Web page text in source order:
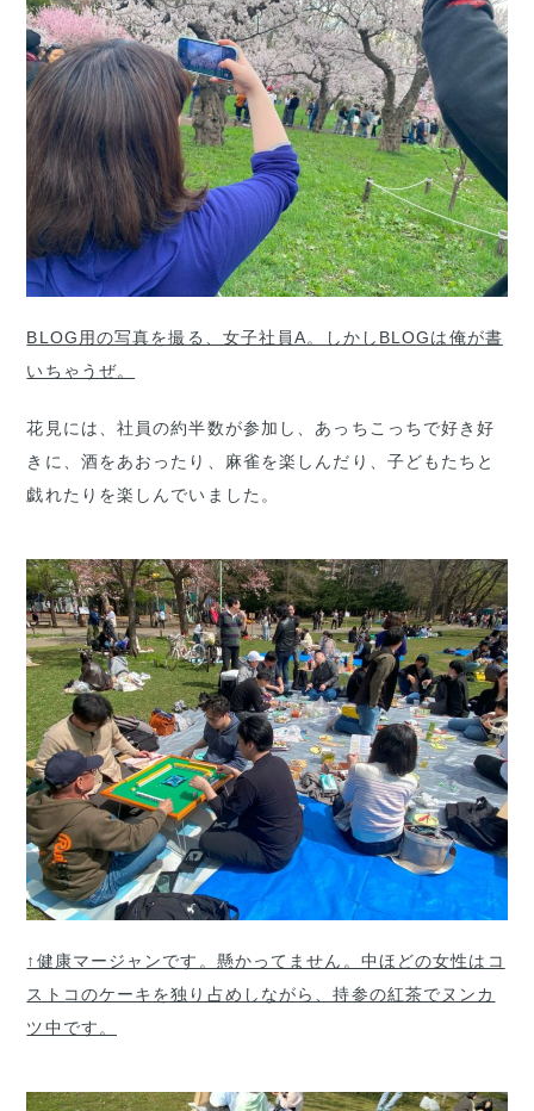
BLOG用の写真を撮る、女子社員A。しかしBLOGは俺が書
いちゃうぜ。
花見には、社員の約半数が参加し、あっちこっちで好き好
きに、酒をあおったり、麻雀を楽しんだり、子どもたちと
戯れたりを楽しんでいました。
↑健康マージャンです。懸かってません。中ほどの女性はコ
ストコのケーキを独り占めしながら、持参の紅茶でヌンカ
ツ中です。